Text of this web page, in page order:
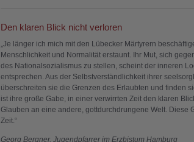
Den klaren Blick nicht verloren
„Je länger ich mich mit den Lübecker Märtyrern
Menschlichkeit und Normalität erstaunt. Ihr Mut, sich
des Nationalsozialismus zu stellen, scheint der inneren
entsprechen. Aus der Selbstverständlichkeit ihrer
überschreiten sie die Grenzen des Erlaubten und finden
ist ihre große Gabe, in einer verwirrten Zeit den klaren
Glauben an eine andere, gottdurchdrungene Welt. Diese
Zeit.“
Georg Bergner, Jugendpfarrer im Erzbistum Hamburg